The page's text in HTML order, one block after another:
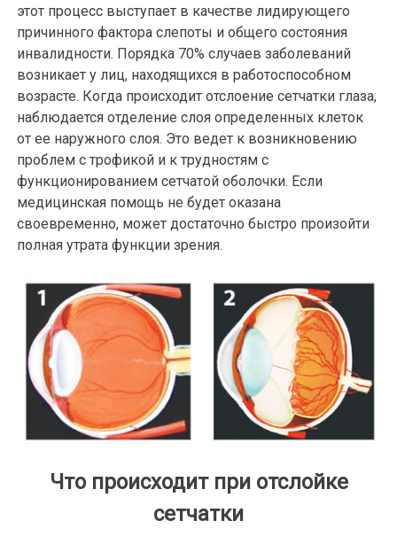
этот процесс выступает в качестве лидирующего
причинного фактора слепоты и общего состояния
инвалидности. Порядка 70% случаев заболеваний
возникает у лиц, находящихся в работоспособном
возрасте. Когда происходит отслоение сетчатки глаза,
наблюдается отделение слоя определенных клеток
от ее наружного слоя. Это ведет к возникновению
проблем с трофикой и к трудностям с
функционированием сетчатой оболочки. Если
медицинская помощь не будет оказана
своевременно, может достаточно быстро произойти
полная утрата функции зрения.
Что происходит при отслойке
сетчатки